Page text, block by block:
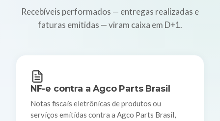
Recebíveis performados — entregas realizadas e
faturas emitidas — viram caixa em D+1.
NF-e contra a Agco Parts Brasil
Notas fiscais eletrônicas de produtos ou
serviços emitidas contra a Agco Parts Brasil,